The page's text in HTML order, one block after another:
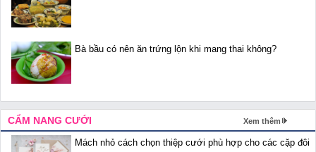
Bà bầu có nên ăn trứng lộn khi mang thai không?
CẨM NANG CƯỚI Xem thêm
Mách nhỏ cách chọn thiệp cưới phù hợp cho các cặp đôi